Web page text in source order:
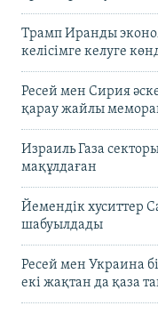
Трамп Иранды
келісімге келуге
Ресей мен Сирия
қарау жайлы
Израиль Газа
мақұлдаған
Йемендік хуситтер
шабуылдады
Ресей мен Украина
екі жақтан да қаза